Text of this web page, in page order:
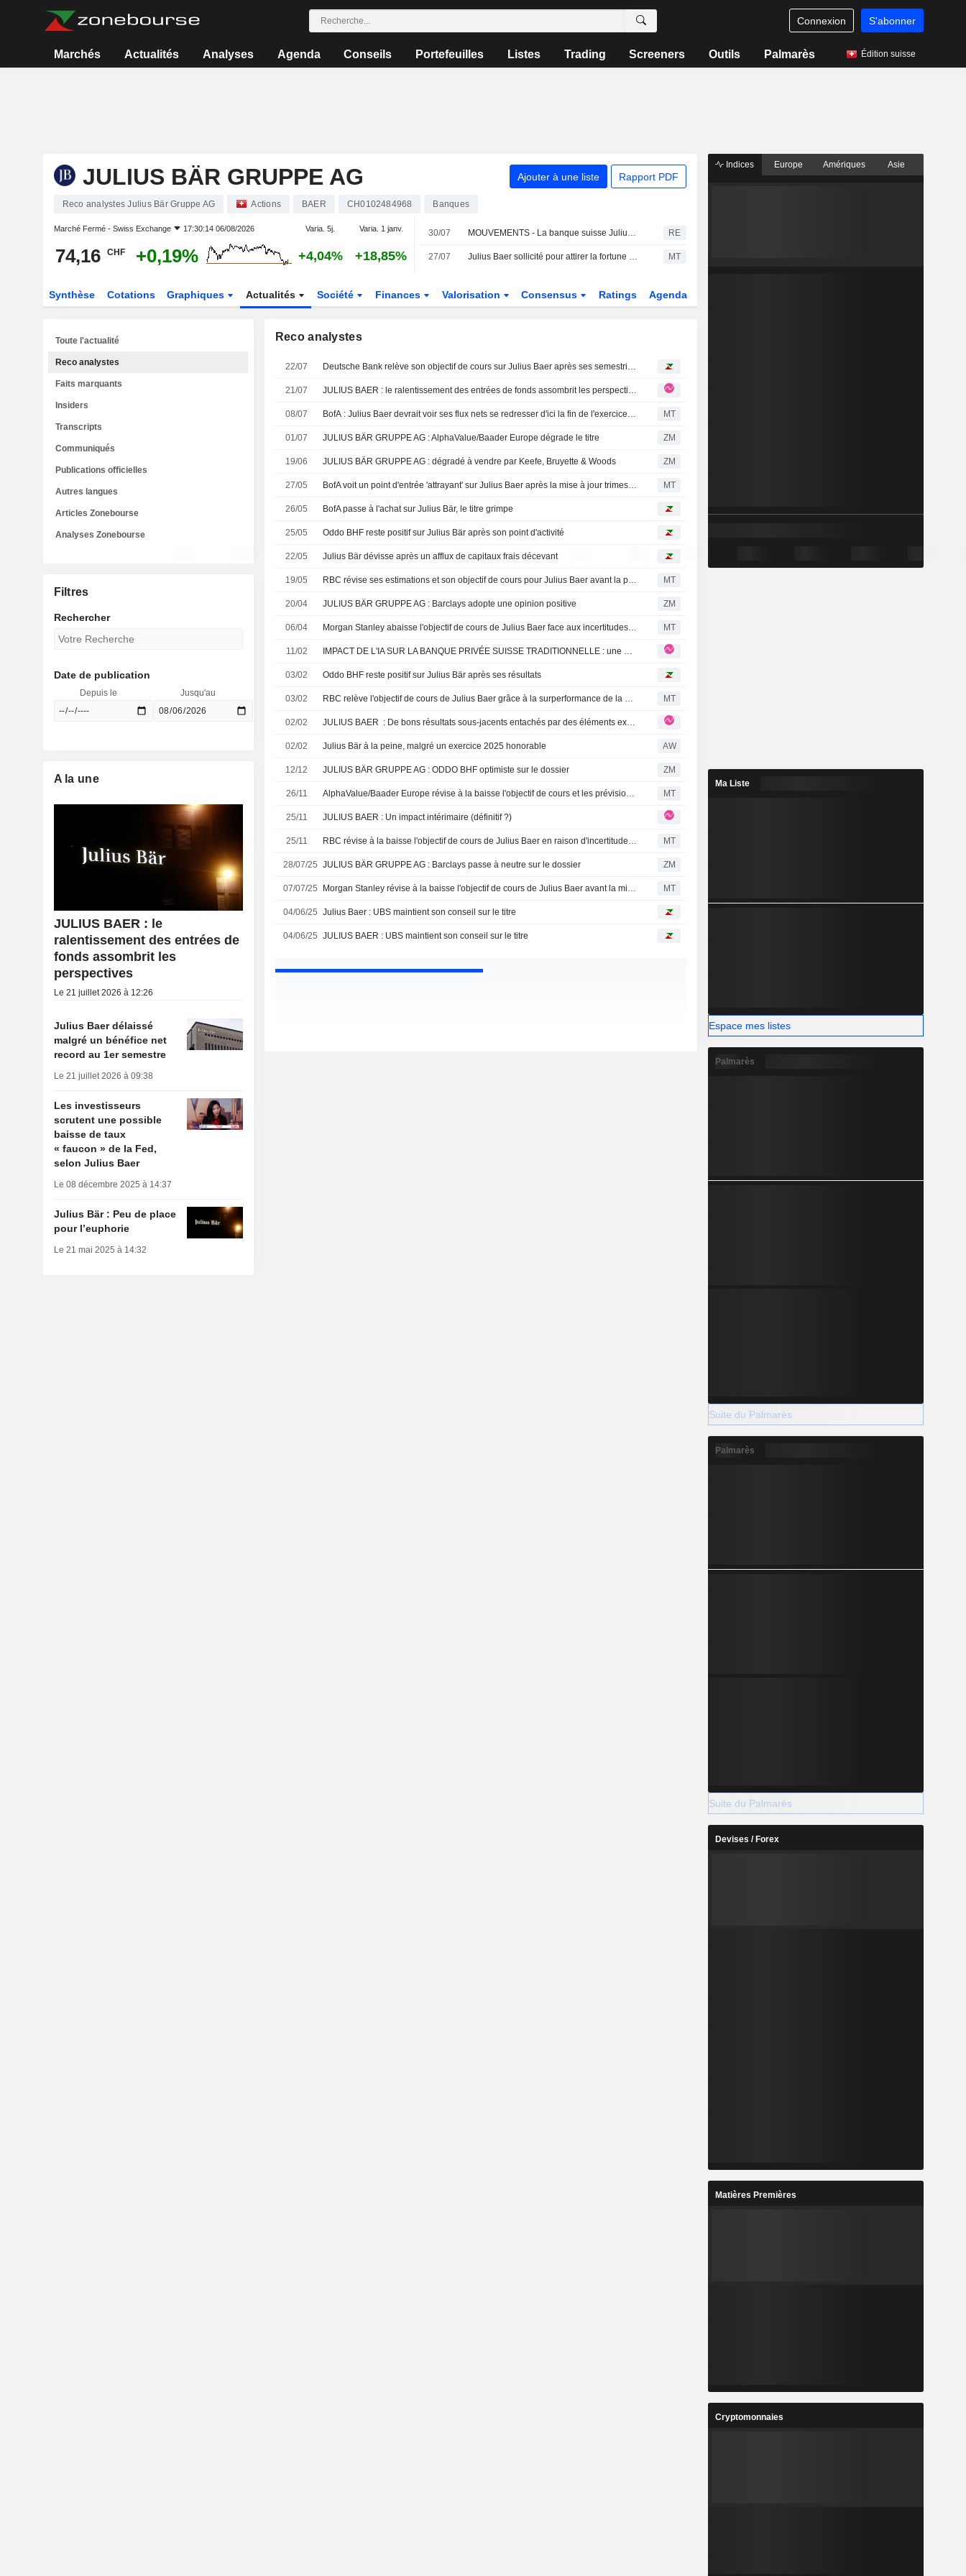
Connexion S'abonner
Marchés Actualités Analyses Agenda Conseils Portefeuilles Listes Trading Screeners Outils Palmarès Édition suisse
JULIUS BÄR GRUPPE AG Ajouter à une liste Rapport PDF
Reco analystes Julius Bär Gruppe AG Actions BAER CH0102484968 Banques
Marché Fermé - Swiss Exchange 17:30:14 06/08/2026 Varia. 5j. Varia. 1 janv.
74,16 CHF +0,19% +4,04% +18,85%
30/07 MOUVEMENTS - La banque suisse Julius Baer nomme Nira Tanoko pour piloter sa croissance en Asie du Sud-Est RE
27/07 Julius Baer sollicité pour attirer la fortune privée mondiale à Dubaï MT
Synthèse Cotations Graphiques Actualités Société Finances Valorisation Consensus Ratings Agenda
Reco analystes
22/07 Deutsche Bank relève son objectif de cours sur Julius Baer après ses semestriels
21/07 JULIUS BAER : le ralentissement des entrées de fonds assombrit les perspectives
08/07 BofA : Julius Baer devrait voir ses flux nets se redresser d'ici la fin de l'exercice 2026 ; objectif de cours et prévisions relevés MT
01/07 JULIUS BÄR GRUPPE AG : AlphaValue/Baader Europe dégrade le titre ZM
19/06 JULIUS BÄR GRUPPE AG : dégradé à vendre par Keefe, Bruyette & Woods ZM
27/05 BofA voit un point d'entrée 'attrayant' sur Julius Baer après la mise à jour trimestrielle ; recommandation relevée, objectif de cours réduit MT
26/05 BofA passe à l'achat sur Julius Bär, le titre grimpe
25/05 Oddo BHF reste positif sur Julius Bär après son point d'activité
22/05 Julius Bär dévisse après un afflux de capitaux frais décevant
19/05 RBC révise ses estimations et son objectif de cours pour Julius Baer avant la publication de son point d'activité MT
20/04 JULIUS BÄR GRUPPE AG : Barclays adopte une opinion positive ZM
06/04 Morgan Stanley abaisse l'objectif de cours de Julius Baer face aux incertitudes géopolitiques ; l'avis "Sous-pondérer" est maintenu MT
11/02 IMPACT DE L'IA SUR LA BANQUE PRIVÉE SUISSE TRADITIONNELLE : une menace exagérée
03/02 Oddo BHF reste positif sur Julius Bär après ses résultats
03/02 RBC relève l'objectif de cours de Julius Baer grâce à la surperformance de la marge brute MT
02/02 JULIUS BAER : De bons résultats sous-jacents entachés par des éléments exceptionnels
02/02 Julius Bär à la peine, malgré un exercice 2025 honorable AW
12/12 JULIUS BÄR GRUPPE AG : ODDO BHF optimiste sur le dossier ZM
26/11 AlphaValue/Baader Europe révise à la baisse l'objectif de cours et les prévisions de bénéfice 2025 de Julius Baer après une revue du crédit MT
25/11 JULIUS BAER : Un impact intérimaire (définitif ?)
25/11 RBC révise à la baisse l'objectif de cours de Julius Baer en raison d'incertitudes sur le rachat d'actions MT
28/07/25 JULIUS BÄR GRUPPE AG : Barclays passe à neutre sur le dossier ZM
07/07/25 Morgan Stanley révise à la baisse l'objectif de cours de Julius Baer avant la mise à jour sur l'examen du crédit MT
04/06/25 Julius Baer : UBS maintient son conseil sur le titre
04/06/25 JULIUS BAER : UBS maintient son conseil sur le titre
Toute l'actualité
Reco analystes
Faits marquants
Insiders
Transcripts
Communiqués
Publications officielles
Autres langues
Articles Zonebourse
Analyses Zonebourse
Filtres
Rechercher
Date de publication
Depuis le Jusqu'au
A la une
JULIUS BAER : le
ralentissement des entrées de
fonds assombrit les
perspectives
Le 21 juillet 2026 à 12:26
Julius Baer délaissé
malgré un bénéfice net
record au 1er semestre
Le 21 juillet 2026 à 09:38
Les investisseurs
scrutent une possible
baisse de taux
« faucon » de la Fed,
selon Julius Baer
Le 08 décembre 2025 à 14:37
Julius Bär : Peu de place
pour l’euphorie
Le 21 mai 2025 à 14:32
Indices Europe Amériques Asie
Ma Liste
Espace mes listes
Palmarès
Suite du Palmarès
Palmarès
Suite du Palmarès
Devises / Forex
Matières Premières
Cryptomonnaies